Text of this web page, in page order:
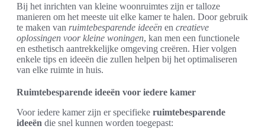
Bij het inrichten van kleine woonruimtes zijn er talloze
manieren om het meeste uit elke kamer te halen. Door gebruik
te maken van ruimtebesparende ideeën en creatieve
oplossingen voor kleine woningen, kan men een functionele
en esthetisch aantrekkelijke omgeving creëren. Hier volgen
enkele tips en ideeën die zullen helpen bij het optimaliseren
van elke ruimte in huis.
Ruimtebesparende ideeën voor iedere kamer
Voor iedere kamer zijn er specifieke ruimtebesparende
ideeën die snel kunnen worden toegepast: